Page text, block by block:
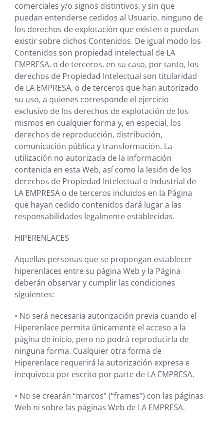
comerciales y/o signos distintivos, y sin que
puedan entenderse cedidos al Usuario, ninguno de
los derechos de explotación que existen o puedan
existir sobre dichos Contenidos. De igual modo los
Contenidos son propiedad intelectual de LA
EMPRESA, o de terceros, en su caso, por tanto, los
derechos de Propiedad Intelectual son titularidad
de LA EMPRESA, o de terceros que han autorizado
su uso, a quienes corresponde el ejercicio
exclusivo de los derechos de explotación de los
mismos en cualquier forma y, en especial, los
derechos de reproducción, distribución,
comunicación pública y transformación. La
utilización no autorizada de la información
contenida en esta Web, así como la lesión de los
derechos de Propiedad Intelectual o Industrial de
LA EMPRESAo de terceros incluidos en la Página
que hayan cedido contenidos dará lugar a las
responsabilidades legalmente establecidas.
HIPERENLACES
Aquellas personas que se propongan establecer
hiperenlaces entre su página Web y la Página
deberán observar y cumplir las condiciones
siguientes:
• No será necesaria autorización previa cuando el
Hiperenlace permita únicamente el acceso a la
página de inicio, pero no podrá reproducirla de
ninguna forma. Cualquier otra forma de
Hiperenlace requerirá la autorización expresa e
inequívoca por escrito por parte de LA EMPRESA.
• No se crearán “marcos” (“frames”) con las páginas
Web ni sobre las páginas Web de LA EMPRESA.